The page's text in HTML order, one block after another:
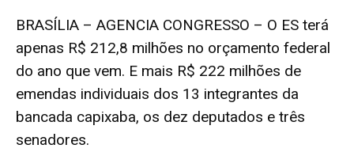
BRASÍLIA – AGENCIA CONGRESSO – O ES terá
apenas R$ 212,8 milhões no orçamento federal
do ano que vem. E mais R$ 222 milhões de
emendas individuais dos 13 integrantes da
bancada capixaba, os dez deputados e três
senadores.